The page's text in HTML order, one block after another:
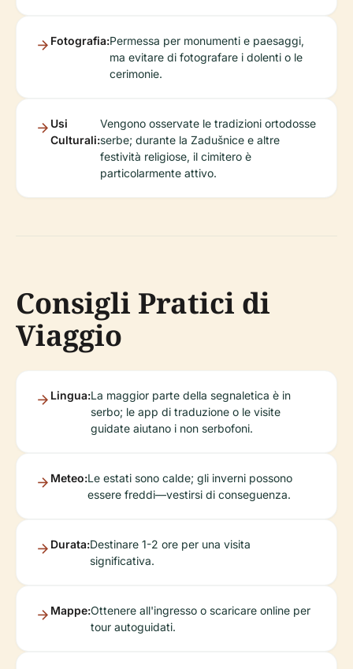
Fotografia:Permessa per monumenti e paesaggi,
ma evitare di fotografare i dolenti o le
cerimonie.
Usi
Culturali:
Vengono osservate le tradizioni ortodosse
serbe; durante la Zadušnice e altre
festività religiose, il cimitero è
particolarmente attivo.
Consigli Pratici di
Viaggio
Lingua:La maggior parte della segnaletica è in
serbo; le app di traduzione o le visite
guidate aiutano i non serbofoni.
Meteo:Le estati sono calde; gli inverni possono
essere freddi—vestirsi di conseguenza.
Durata:Destinare 1-2 ore per una visita
significativa.
Mappe:Ottenere all'ingresso o scaricare online per
tour autoguidati.